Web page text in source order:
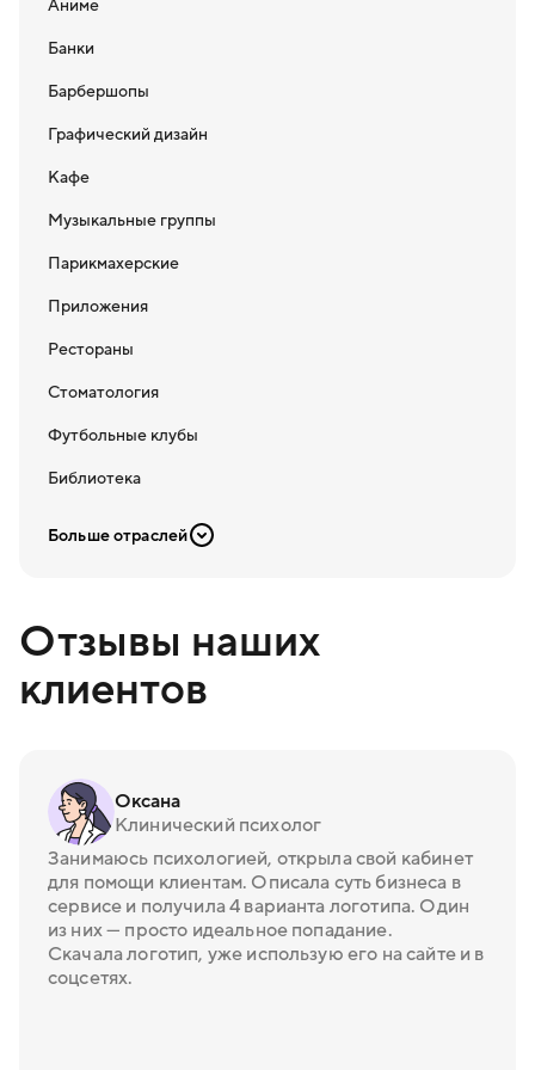
Аниме
Банки
Барбершопы
Графический дизайн
Кафе
Музыкальные группы
Парикмахерские
Приложения
Рестораны
Стоматология
Футбольные клубы
Библиотека
Больше отраслей
Отзывы наших
клиентов
Оксана
Клинический психолог
Занимаюсь психологией, открыла свой кабинет
для помощи клиентам. Описала суть бизнеса в
сервисе и получила 4 варианта логотипа. Один
из них — просто идеальное попадание.
Скачала логотип, уже использую его на сайте и в
соцсетях.